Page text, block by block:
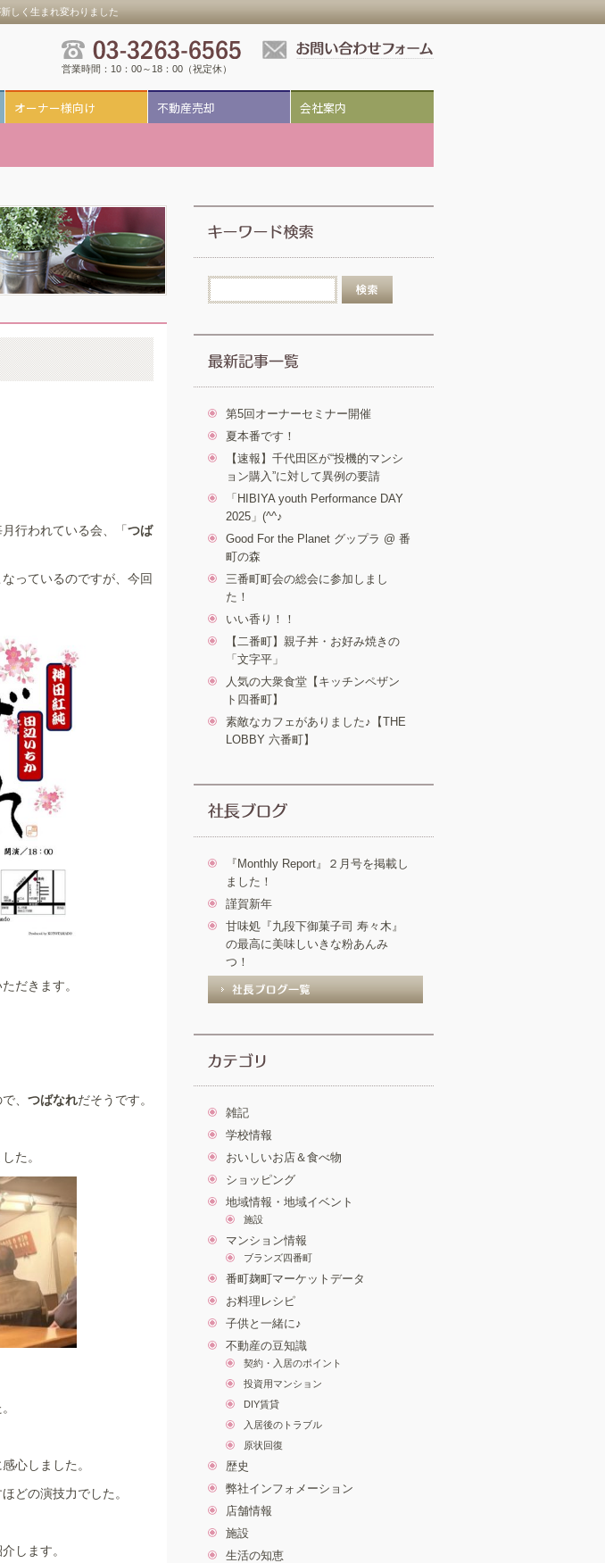
しく生まれ変わりました
営業時間：10：00～18：00（祝定休）
オーナー様向け 不動産売却 会社案内
行われている会、「つば
っているのですが、今回
だきます。
、 つばなれだそうです。
た。
心しました。
どの演技力でした。
します。
第5回オーナーセミナー開催
夏本番です！
【速報】千代田区が“投機的マンシ
ョン購入”に対して異例の要請
「HIBIYA youth Performance DAY
2025」(^^♪
Good For the Planet グップラ @ 番
町の森
三番町町会の総会に参加しまし
た！
いい香り！！
【二番町】親子丼・お好み焼きの
「文字平」
人気の大衆食堂【キッチンペザン
ト四番町】
素敵なカフェがありました♪【THE
LOBBY 六番町】
『Monthly Report』２月号を掲載し
ました！
謹賀新年
甘味処『九段下御菓子司 寿々木』
の最高に美味しいきな粉あんみ
つ！
雑記
学校情報
おいしいお店＆食べ物
ショッピング
地域情報・地域イベント
施設
マンション情報
ブランズ四番町
番町麹町マーケットデータ
お料理レシピ
子供と一緒に♪
不動産の豆知識
契約・入居のポイント
投資用マンション
DIY賃貸
入居後のトラブル
原状回復
歴史
弊社インフォメーション
店舗情報
施設
生活の知恵